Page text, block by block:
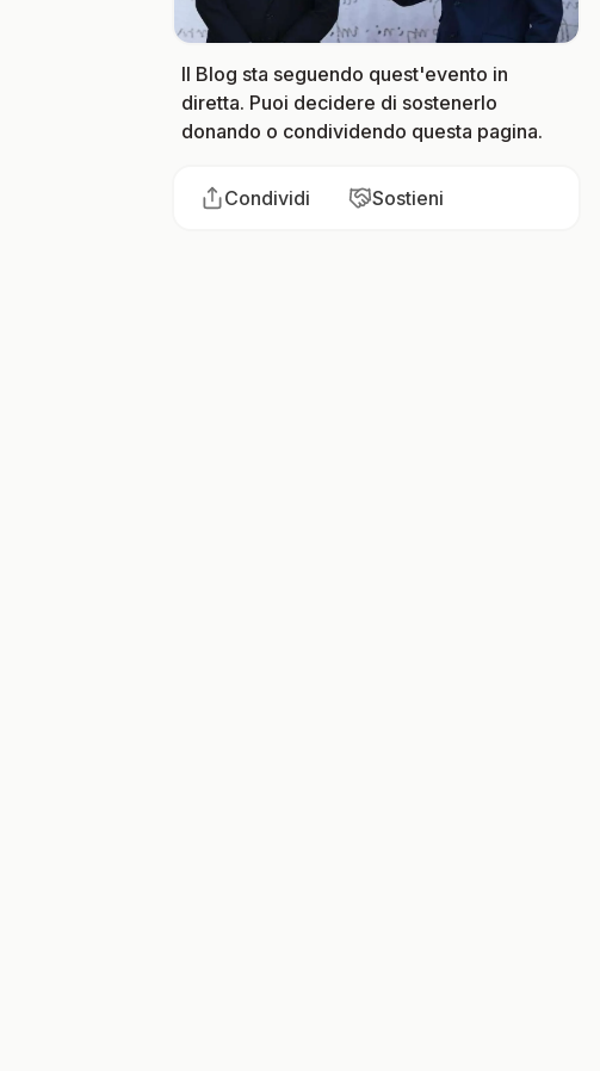
Il Blog sta seguendo quest'evento in
diretta. Puoi decidere di sostenerlo
donando o condividendo questa pagina.
Condividi Sostieni